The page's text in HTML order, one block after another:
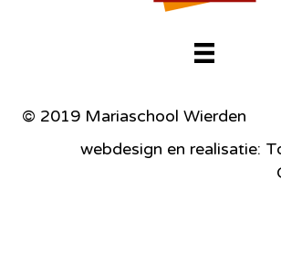
© 2019 Mariaschool Wierden
webdesign en realisatie: